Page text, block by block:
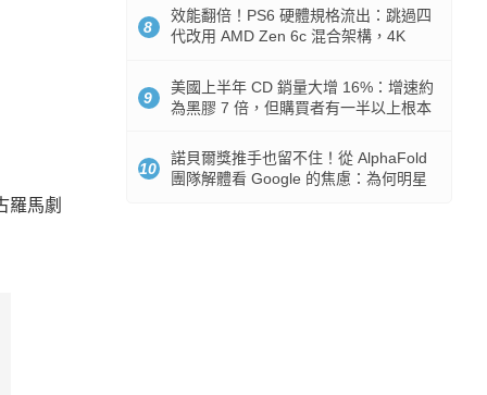
羅馬劇
8
效能翻倍！PS6 硬體規格流出：跳過四
代改用 AMD Zen 6c 混合架構，4K
9
美國上半年 CD 銷量大增 16%：增速約
為黑膠 7 倍，但購買者有一半以上根本
10
諾貝爾獎推手也留不住！從 AlphaFold
團隊解體看 Google 的焦慮：為何明星